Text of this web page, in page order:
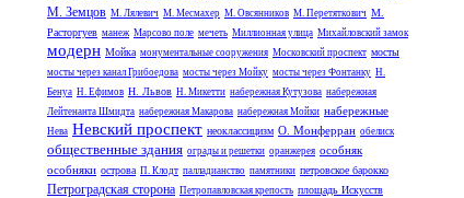
М. Земцов М. Лялевич М. Месмахер М. Овсянников М. Перетяткович М.
Расторгуев манеж Марсово поле мечеть Миллионная улица Михайловский замок
модерн Мойка монументальные сооружения Московский проспект мосты
мосты через канал Грибоедова мосты через Мойку мосты через Фонтанку Н.
Бенуа Н. Ефимов Н. Львов Н. Микетти набережная Кутузова набережная
Лейтенанта Шмидта набережная Макарова набережная Мойки набережные
Нева Невский проспект неоклассицизм О. Монферран обелиск
общественные здания ограды и решетки оранжерея особняк
особняки острова П. Клодт палладианство памятники петровское барокко
Петроградская сторона Петропавловская крепость площадь Искусств